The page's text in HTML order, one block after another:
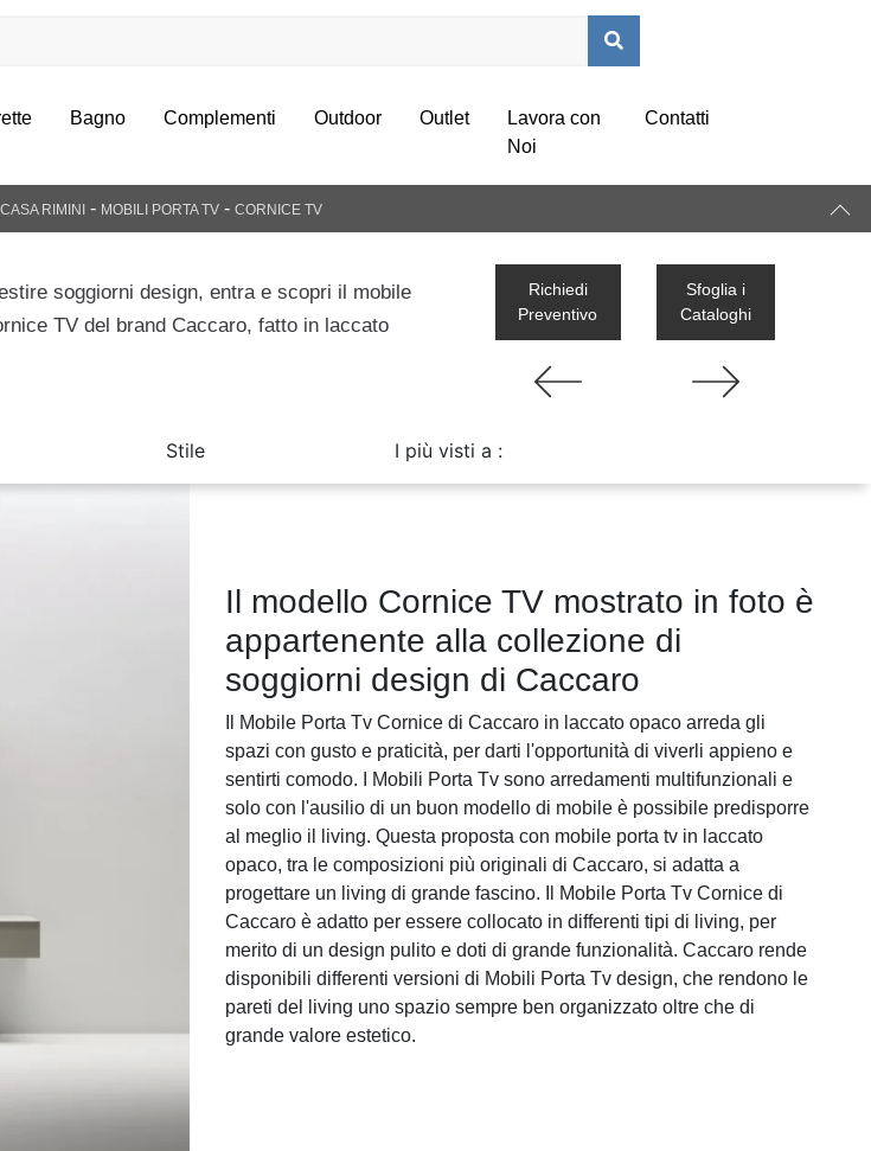
Bagno Complementi Outdoor Outlet
Lavora con
Noi
Contatti
RIMINI - MOBILI PORTA TV - CORNICE TV
soggiorni design, entra e scopri il mobile
TV del brand Caccaro, fatto in laccato
Richiedi
Preventivo
Sfoglia i
Cataloghi
Stile I più visti a :
Il modello Cornice TV mostrato in foto è
appartenente alla collezione di
soggiorni design di Caccaro
Il Mobile Porta Tv Cornice di Caccaro in laccato opaco arreda gli
spazi con gusto e praticità, per darti l'opportunità di viverli appieno e
sentirti comodo. I Mobili Porta Tv sono arredamenti multifunzionali e
solo con l'ausilio di un buon modello di mobile è possibile predisporre
al meglio il living. Questa proposta con mobile porta tv in laccato
opaco, tra le composizioni più originali di Caccaro, si adatta a
progettare un living di grande fascino. Il Mobile Porta Tv Cornice di
Caccaro è adatto per essere collocato in differenti tipi di living, per
merito di un design pulito e doti di grande funzionalità. Caccaro rende
disponibili differenti versioni di Mobili Porta Tv design, che rendono le
pareti del living uno spazio sempre ben organizzato oltre che di
grande valore estetico.